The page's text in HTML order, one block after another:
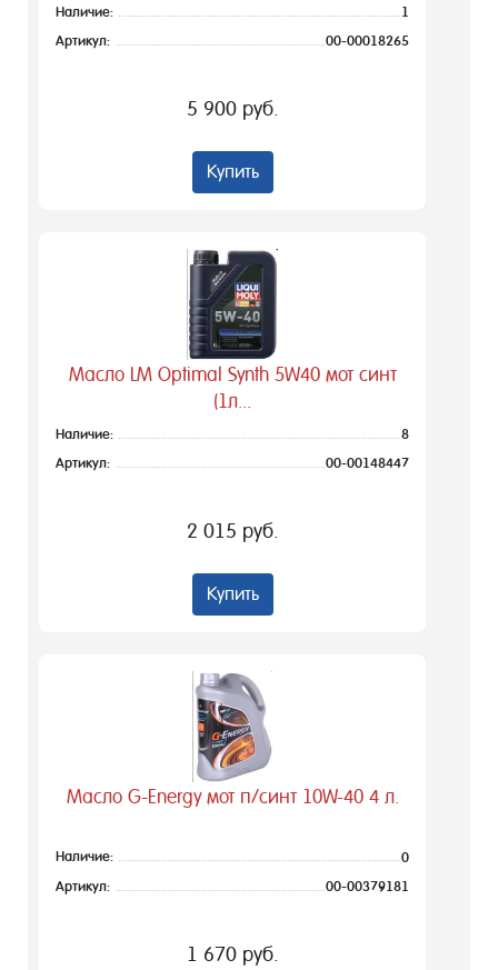
Наличие:
1
Артикул:
00-00018265
5 900 руб.
Купить
Масло LM Optimal Synth 5W40 мот синт
(1л...
Наличие:
8
Артикул:
00-00148447
2 015 руб.
Купить
Масло G-Energy мот п/синт 10W-40 4 л.
Наличие:
0
Артикул:
00-00379181
1 670 руб.